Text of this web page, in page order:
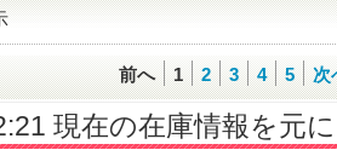
前へ 1 2 3 4 5 次
現在の在庫情報を元